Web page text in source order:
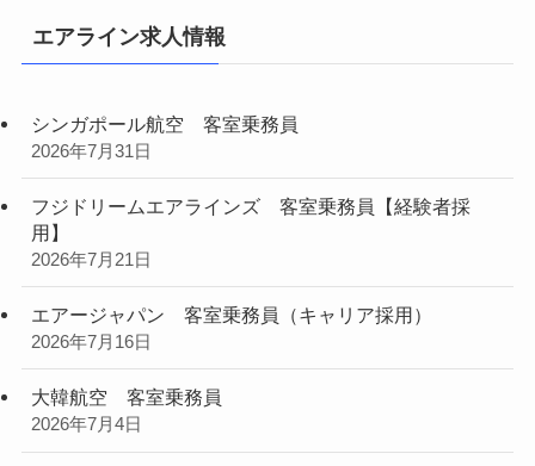
エアライン求人情報
シンガポール航空 客室乗務員
2026年7月31日
フジドリームエアラインズ 客室乗務員【経験者採
用】
2026年7月21日
エアージャパン 客室乗務員（キャリア採用）
2026年7月16日
大韓航空 客室乗務員
2026年7月4日